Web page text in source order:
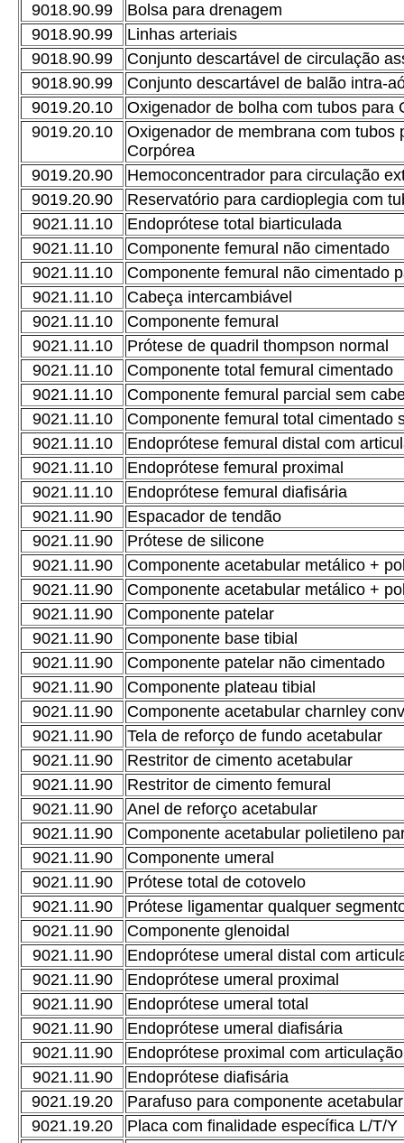
9018.90.99
Bolsa para drenagem
9018.90.99
Linhas arteriais
9018.90.99
Conjunto descartável de circulação
9018.90.99
Conjunto descartável de balão intra-
9019.20.10
Oxigenador de bolha com tubos para
9019.20.10
Oxigenador de membrana com tubos
Corpórea
9019.20.90
Hemoconcentrador para circulação
9019.20.90
Reservatório para cardioplegia com
9021.11.10
Endoprótese total biarticulada
9021.11.10
Componente femural não cimentado
9021.11.10
Componente femural não cimentado
9021.11.10
Cabeça intercambiável
9021.11.10
Componente femural
9021.11.10
Prótese de quadril thompson normal
9021.11.10
Componente total femural cimentado
9021.11.10
Componente femural parcial sem
9021.11.10
Componente femural total cimentado
9021.11.10
Endoprótese femural distal com
9021.11.10
Endoprótese femural proximal
9021.11.10
Endoprótese femural diafisária
9021.11.90
Espacador de tendão
9021.11.90
Prótese de silicone
9021.11.90
Componente acetabular metálico +
9021.11.90
Componente acetabular metálico +
9021.11.90
Componente patelar
9021.11.90
Componente base tibial
9021.11.90
Componente patelar não cimentado
9021.11.90
Componente plateau tibial
9021.11.90
Componente acetabular charnley
9021.11.90
Tela de reforço de fundo acetabular
9021.11.90
Restritor de cimento acetabular
9021.11.90
Restritor de cimento femural
9021.11.90
Anel de reforço acetabular
9021.11.90
Componente acetabular polietileno
9021.11.90
Componente umeral
9021.11.90
Prótese total de cotovelo
9021.11.90
Prótese ligamentar qualquer
9021.11.90
Componente glenoidal
9021.11.90
Endoprótese umeral distal com
9021.11.90
Endoprótese umeral proximal
9021.11.90
Endoprótese umeral total
9021.11.90
Endoprótese umeral diafisária
9021.11.90
Endoprótese proximal com articulação
9021.11.90
Endoprótese diafisária
9021.19.20
Parafuso para componente acetabular
9021.19.20
Placa com finalidade específica L/T/Y